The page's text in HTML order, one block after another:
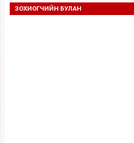
09:36 Анхаарал, болгоомжгүй байдлаас
ЗОХИОГЧИЙН БУЛАН